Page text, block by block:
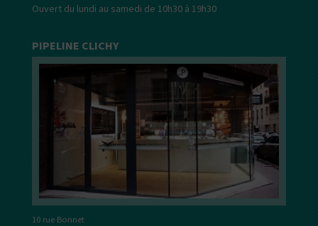
Ouvert du lundi au samedi de 10h30 à 19h30
PIPELINE CLICHY
10 rue Bonnet